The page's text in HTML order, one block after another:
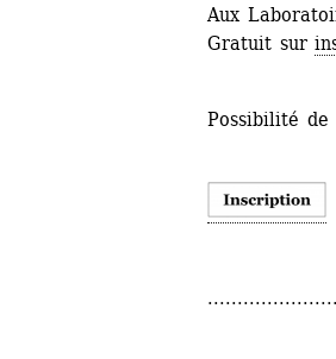
Aux
Gratuit sur
Possibilité